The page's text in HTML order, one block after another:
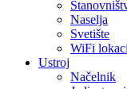
Naselja
Svetište
WiFi
Ustroj
Načelnik